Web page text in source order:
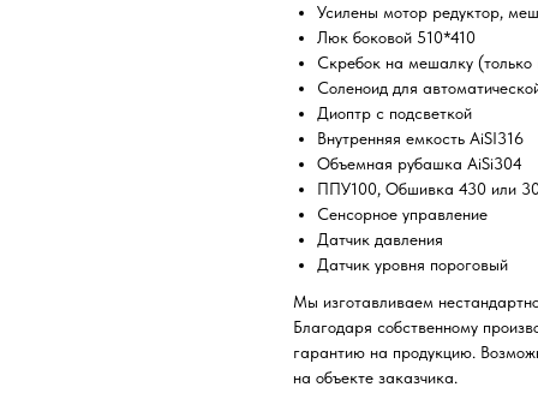
Усилены мотор редуктор,
Люк боковой 510*410
Скребок на мешалку (только
Соленоид для
Диоптр с подсветкой
Внутренняя емкость AiSI316
Объемная рубашка AiSi304
ППУ100, Обшивка 430 или
Сенсорное управление
Датчик давления
Датчик уровня пороговый
Мы изготавливаем
Благодаря собственному
гарантию на продукцию.
на объекте заказчика.